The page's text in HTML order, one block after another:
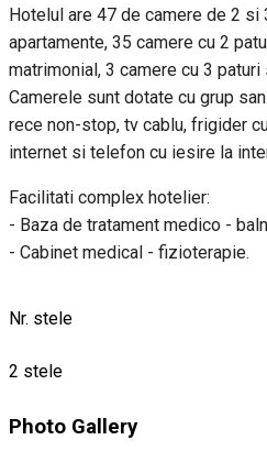
Hotelul are 47 de camere de 2 si
apartamente, 35 camere cu 2
matrimonial, 3 camere cu 3
Camerele sunt dotate cu grup
rece non-stop, tv cablu, frigider
internet si telefon cu iesire la
Facilitati complex hotelier:
- Baza de tratament medico -
- Cabinet medical - fizioterapie.
Nr. stele
2 stele
Photo Gallery